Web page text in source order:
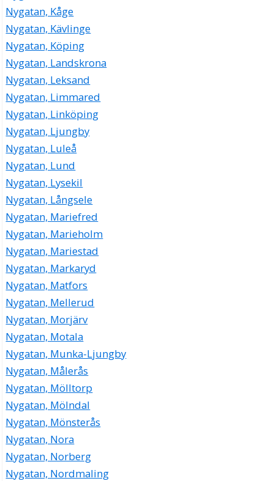
Nygatan, Kåge
Nygatan, Kävlinge
Nygatan, Köping
Nygatan, Landskrona
Nygatan, Leksand
Nygatan, Limmared
Nygatan, Linköping
Nygatan, Ljungby
Nygatan, Luleå
Nygatan, Lund
Nygatan, Lysekil
Nygatan, Långsele
Nygatan, Mariefred
Nygatan, Marieholm
Nygatan, Mariestad
Nygatan, Markaryd
Nygatan, Matfors
Nygatan, Mellerud
Nygatan, Morjärv
Nygatan, Motala
Nygatan, Munka-Ljungby
Nygatan, Målerås
Nygatan, Mölltorp
Nygatan, Mölndal
Nygatan, Mönsterås
Nygatan, Nora
Nygatan, Norberg
Nygatan, Nordmaling